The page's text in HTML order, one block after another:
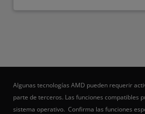
Algunas tecnologías AMD pueden requerir
parte de terceros. Las funciones compatibles
sistema operativo. Confirma las funciones